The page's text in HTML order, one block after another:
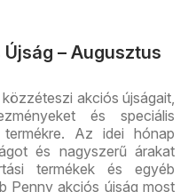
– Augusztus
akciós újságait,
és speciális
Az idei hónap
és nagyszerű árakat
termékek és egyéb
Penny akciós újság most